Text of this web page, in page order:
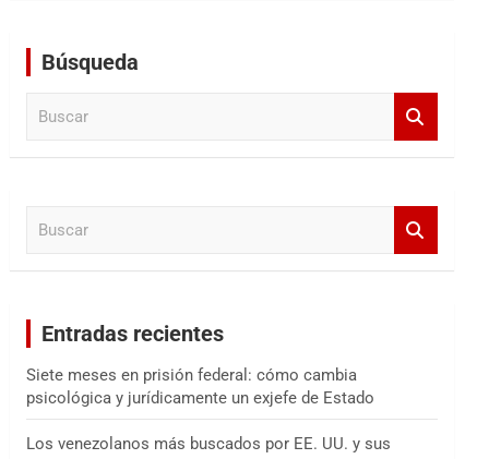
Búsqueda
Entradas recientes
Siete meses en prisión federal: cómo cambia
psicológica y jurídicamente un exjefe de Estado
Los venezolanos más buscados por EE. UU. y sus